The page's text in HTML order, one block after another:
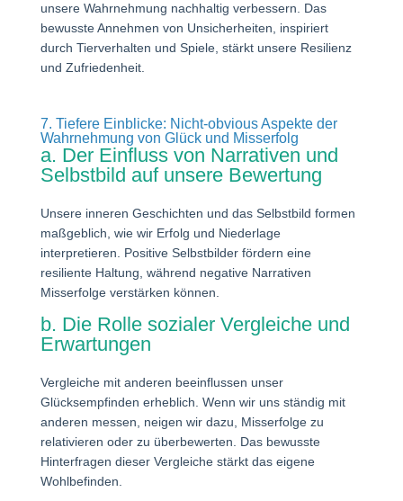
unsere Wahrnehmung nachhaltig verbessern. Das
bewusste Annehmen von Unsicherheiten, inspiriert
durch Tierverhalten und Spiele, stärkt unsere Resilienz
und Zufriedenheit.
7. Tiefere Einblicke: Nicht-obvious Aspekte der
Wahrnehmung von Glück und Misserfolg
a. Der Einfluss von Narrativen und
Selbstbild auf unsere Bewertung
Unsere inneren Geschichten und das Selbstbild formen
maßgeblich, wie wir Erfolg und Niederlage
interpretieren. Positive Selbstbilder fördern eine
resiliente Haltung, während negative Narrativen
Misserfolge verstärken können.
b. Die Rolle sozialer Vergleiche und
Erwartungen
Vergleiche mit anderen beeinflussen unser
Glücksempfinden erheblich. Wenn wir uns ständig mit
anderen messen, neigen wir dazu, Misserfolge zu
relativieren oder zu überbewerten. Das bewusste
Hinterfragen dieser Vergleiche stärkt das eigene
Wohlbefinden.